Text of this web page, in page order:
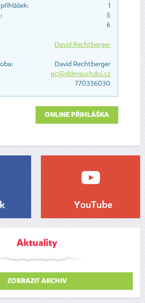
1
5
6
David Rechtberger
David Rechtberger
pc@ddmsuchdol.cz
770336030
ONLINE PŘIHLÁŠKA
YouTube
Aktuality
ZOBRAZIT ARCHIV